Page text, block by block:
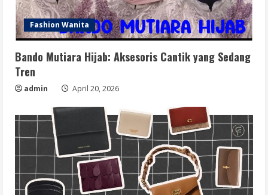
Fashion Wanita
Bando Mutiara Hijab: Aksesoris Cantik yang Sedang
Tren
admin April 20, 2026